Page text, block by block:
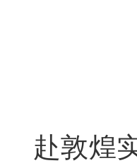
赴敦煌